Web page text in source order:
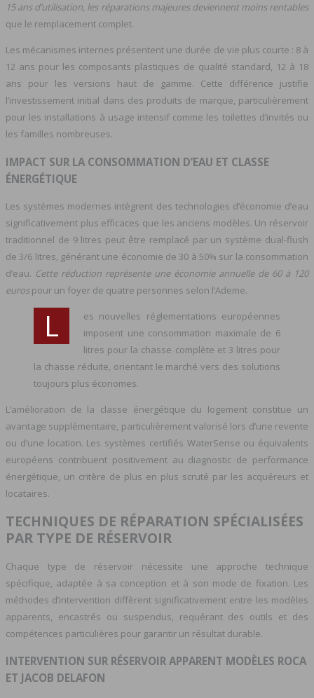
15 ans d’utilisation, les réparations majeures deviennent moins rentables
que le remplacement complet.
Les mécanismes internes présentent une durée de vie plus courte : 8 à
12 ans pour les composants plastiques de qualité standard, 12 à 18
ans pour les versions haut de gamme. Cette différence justifie
l’investissement initial dans des produits de marque, particulièrement
pour les installations à usage intensif comme les toilettes d’invités ou
les familles nombreuses.
IMPACT SUR LA CONSOMMATION D’EAU ET CLASSE
ÉNERGÉTIQUE
Les systèmes modernes intègrent des technologies d’économie d’eau
significativement plus efficaces que les anciens modèles. Un réservoir
traditionnel de 9 litres peut être remplacé par un système dual-flush
de 3/6 litres, générant une économie de 30 à 50% sur la consommation
d’eau. Cette réduction représente une économie annuelle de 60 à 120
eurospour un foyer de quatre personnes selon l’Ademe.
L
es nouvelles réglementations européennes
imposent une consommation maximale de 6
litres pour la chasse complète et 3 litres pour
la chasse réduite, orientant le marché vers des solutions
toujours plus économes.
L’amélioration de la classe énergétique du logement constitue un
avantage supplémentaire, particulièrement valorisé lors d’une revente
ou d’une location. Les systèmes certifiés WaterSense ou équivalents
européens contribuent positivement au diagnostic de performance
énergétique, un critère de plus en plus scruté par les acquéreurs et
locataires.
TECHNIQUES DE RÉPARATION SPÉCIALISÉES
PAR TYPE DE RÉSERVOIR
Chaque type de réservoir nécessite une approche technique
spécifique, adaptée à sa conception et à son mode de fixation. Les
méthodes d’intervention diffèrent significativement entre les modèles
apparents, encastrés ou suspendus, requérant des outils et des
compétences particulières pour garantir un résultat durable.
INTERVENTION SUR RÉSERVOIR APPARENT MODÈLES ROCA
ET JACOB DELAFON